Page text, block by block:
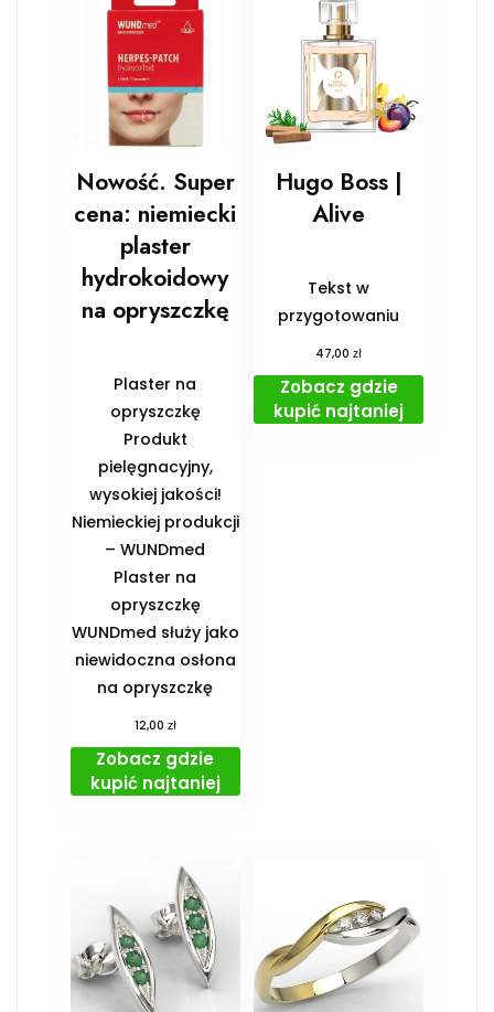
Nowość. Super
cena: niemiecki
plaster
hydrokoidowy
na opryszczkę
Plaster na
opryszczkę
Produkt
pielęgnacyjny,
wysokiej jakości!
Niemieckiej produkcji
– WUNDmed
Plaster na
opryszczkę
WUNDmed służy jako
niewidoczna osłona
na opryszczkę
12,00 zł
Zobacz gdzie
kupić najtaniej
Hugo Boss |
Alive
Tekst w
przygotowaniu
47,00zł
Zobacz gdzie
kupić najtaniej